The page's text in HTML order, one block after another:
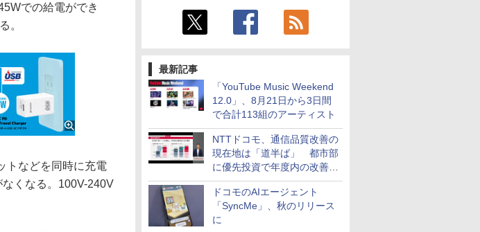
最新記事
「YouTube Music Weekend
12.0」、8月21日から3日間
で合計113組のアーティスト
NTTドコモ、通信品質改善の
現在地は「道半ば」 都市部
に優先投資で年度内の改善目
指す
ドコモのAIエージェント
「SyncMe」、秋のリリース
に
での給電ができ
。
トなどを同時に充電
くなる。100V-240V